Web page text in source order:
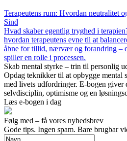
Terapeutens rum: Hvordan neutralitet
Sind
Hvad skaber egentlig tryghed i
hvordan terapeutens evne til at
åbne for tillid, nærvær og forandring –
spiller en rolle i processen.
Skab mental styrke – trin til personlig
Opdag teknikker til at opbygge mental
med livets udfordringer. E-bogen
selvdisciplin, optimisme og en
Læs e-bogen i dag
Følg med – få vores nyhedsbrev
Gode tips. Ingen spam. Bare brugbar